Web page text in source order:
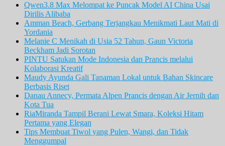
Qwen3.8 Max Melompat ke Puncak Model AI China Usai
Dirilis Alibaba
Amman Beach, Gerbang Terjangkau Menikmati Laut Mati di
Yordania
Melanie C Menikah di Usia 52 Tahun, Gaun Victoria
Beckham Jadi Sorotan
PINTU Satukan Mode Indonesia dan Prancis melalui
Kolaborasi Kreatif
Maudy Ayunda Gali Tanaman Lokal untuk Bahan Skincare
Berbasis Riset
Danau Annecy, Permata Alpen Prancis dengan Air Jernih dan
Kota Tua
RiaMiranda Tampil Berani Lewat Smara, Koleksi Hitam
Pertama yang Elegan
Tips Membuat Tiwol yang Pulen, Wangi, dan Tidak
Menggumpal